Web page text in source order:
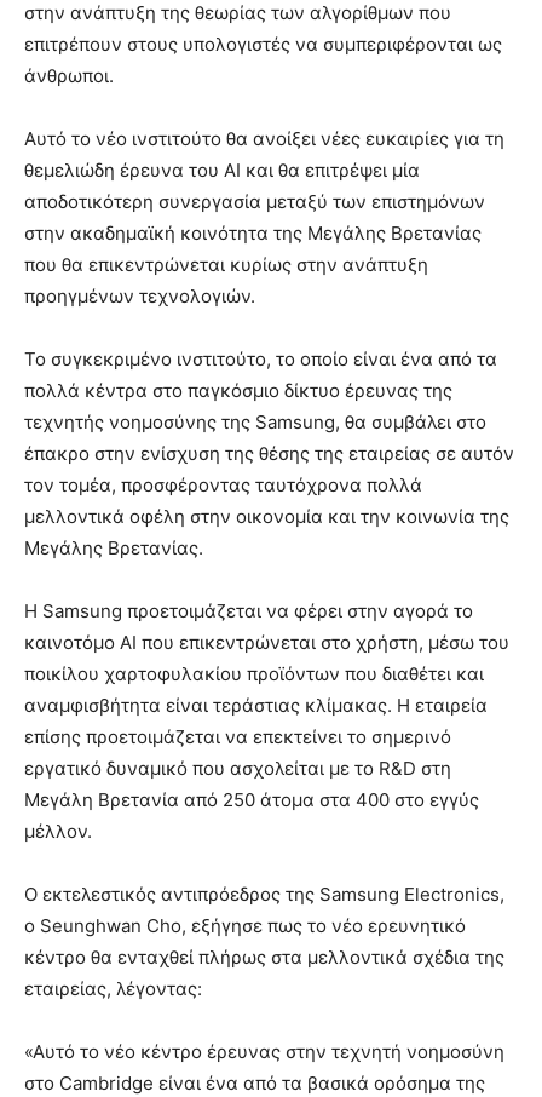
στην ανάπτυξη της θεωρίας των αλγορίθμων που
επιτρέπουν στους υπολογιστές να συμπεριφέρονται ως
άνθρωποι.
Αυτό το νέο ινστιτούτο θα ανοίξει νέες ευκαιρίες για τη
θεμελιώδη έρευνα του AI και θα επιτρέψει μία
αποδοτικότερη συνεργασία μεταξύ των επιστημόνων
στην ακαδημαϊκή κοινότητα της Μεγάλης Βρετανίας
που θα επικεντρώνεται κυρίως στην ανάπτυξη
προηγμένων τεχνολογιών.
Το συγκεκριμένο ινστιτούτο, το οποίο είναι ένα από τα
πολλά κέντρα στο παγκόσμιο δίκτυο έρευνας της
τεχνητής νοημοσύνης της Samsung, θα συμβάλει στο
έπακρο στην ενίσχυση της θέσης της εταιρείας σε αυτόν
τον τομέα, προσφέροντας ταυτόχρονα πολλά
μελλοντικά οφέλη στην οικονομία και την κοινωνία της
Μεγάλης Βρετανίας.
Η Samsung προετοιμάζεται να φέρει στην αγορά το
καινοτόμο AI που επικεντρώνεται στο χρήστη, μέσω του
ποικίλου χαρτοφυλακίου προϊόντων που διαθέτει και
αναμφισβήτητα είναι τεράστιας κλίμακας. Η εταιρεία
επίσης προετοιμάζεται να επεκτείνει το σημερινό
εργατικό δυναμικό που ασχολείται με το R&D στη
Μεγάλη Βρετανία από 250 άτομα στα 400 στο εγγύς
μέλλον.
Ο εκτελεστικός αντιπρόεδρος της Samsung Electronics,
ο Seunghwan Cho, εξήγησε πως το νέο ερευνητικό
κέντρο θα ενταχθεί πλήρως στα μελλοντικά σχέδια της
εταιρείας, λέγοντας:
«Αυτό το νέο κέντρο έρευνας στην τεχνητή νοημοσύνη
στο Cambridge είναι ένα από τα βασικά ορόσημα της